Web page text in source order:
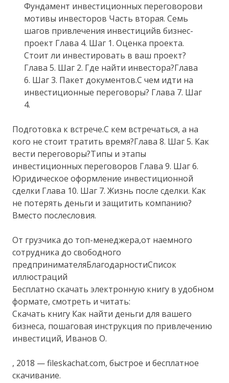
Фундамент инвестиционных переговорови
мотивы инвесторов Часть вторая. Семь
шагов привлечения инвестицийв бизнес-
проект Глава 4. Шаг 1. Оценка проекта.
Стоит ли инвестировать в ваш проект?
Глава 5. Шаг 2. Где найти инвестора?Глава
6. Шаг 3. Пакет документов.С чем идти на
инвестиционные переговоры? Глава 7. Шаг
4.
Подготовка к встрече.С кем встречаться, а на
кого не стоит тратить время?Глава 8. Шаг 5. Как
вести переговоры?Типы и этапы
инвестиционных переговоров Глава 9. Шаг 6.
Юридическое оформление инвестиционной
сделки Глава 10. Шаг 7. Жизнь после сделки. Как
не потерять деньги и защитить компанию?
Вместо послесловия.
От грузчика до топ-менеджера,от наемного
сотрудника до свободного
предпринимателяБлагодарностиСписок
иллюстраций
Бесплатно скачать электронную книгу в удобном
формате, смотреть и читать:
Скачать книгу Как найти деньги для вашего
бизнеса, пошаговая инструкция по привлечению
инвестиций, Иванов О.
, 2018 — fileskachat.com, быстрое и бесплатное
скачивание.